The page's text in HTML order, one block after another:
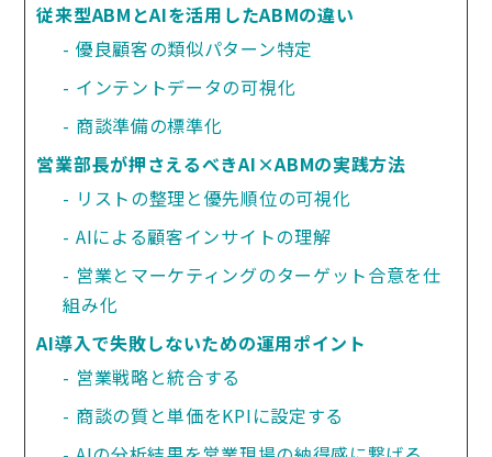
従来型ABMとAIを活用したABMの違い
優良顧客の類似パターン特定
インテントデータの可視化
商談準備の標準化
営業部長が押さえるべきAI×ABMの実践方法
リストの整理と優先順位の可視化
AIによる顧客インサイトの理解
営業とマーケティングのターゲット合意を仕
組み化
AI導入で失敗しないための運用ポイント
営業戦略と統合する
商談の質と単価をKPIに設定する